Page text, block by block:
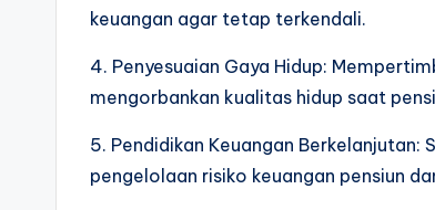
keuangan agar tetap terkendali.
4. Penyesuaian Gaya Hidup:
mengorbankan kualitas hidup saat
5. Pendidikan Keuangan
pengelolaan risiko keuangan pensiun